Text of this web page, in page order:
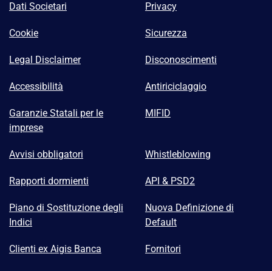
Dati Societari Privacy
Cookie Sicurezza
Legal Disclaimer Disconoscimenti
Accessibilità Antiriciclaggio
Garanzie Statali per le
imprese
MIFID
Avvisi obbligatori Whistleblowing
Rapporti dormienti API & PSD2
Piano di Sostituzione degli
Indici
Nuova Definizione di
Default
Clienti ex Aigis Banca Fornitori